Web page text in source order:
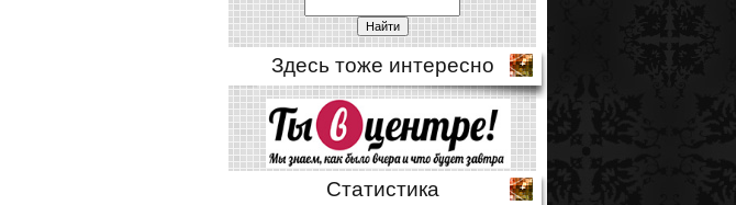
Здесь тоже интересно
Статистика